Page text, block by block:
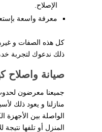
الإصلاح.
معرفة واسعة
كل هذه الصفات و
ذلك ندعوك لتجربة
صيانة واصلاح
جميعنا معرضون
منازلنا و يعود ذلك
الواصلة بين الأجهزة
المنزل أو تلفها